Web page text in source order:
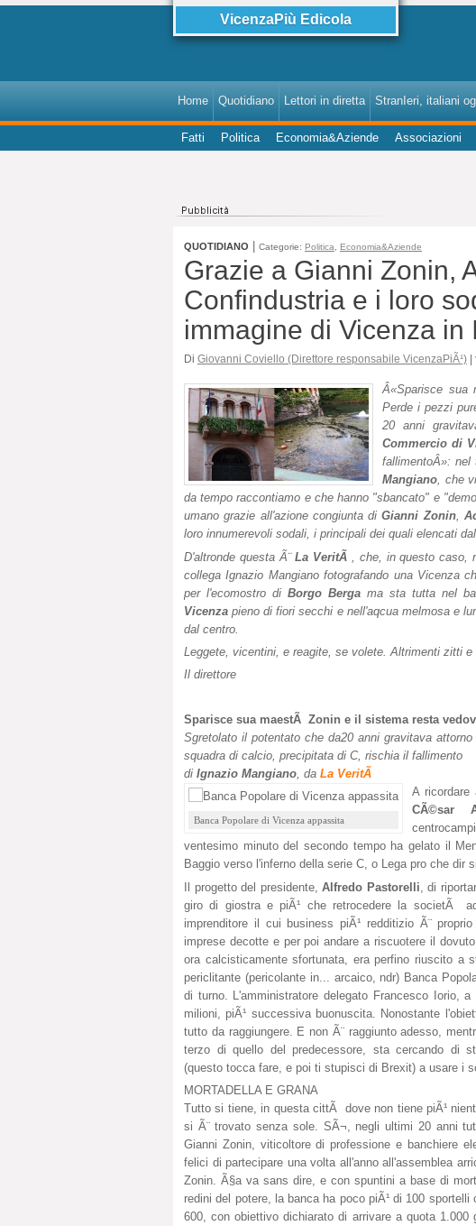
VicenzaPiù Edicola
Home Quotidiano Lettori in diretta StranIeri, italiani
Fatti Politica Economia&Aziende Associazioni
QUOTIDIANO Categorie: Politica Economia&Aziende
Grazie a Gianni Zonin,
Confindustria e i loro
immagine di Vicenza in
Di Giovanni Coviello (Direttore responsabile VicenzaPiÃ¹) |
Â«Sparisce sua
Perde i pezzi
20 anni
Commercio di
fallimentoÂ»: nel
Mangiano, che
da tempo raccontiamo e che hanno "sbancato" e
umano grazie all'azione congiunta diGianni Zonin,
loro innumerevoli sodali, i principali dei quali elencati
D'altronde questa Ã¨La VeritÃ
, che, in questo
collega Ignazio Mangiano fotografando una Vicenza
per l'ecomostro di Borgo Berga ma sta tutta nel
Vicenzapieno di fiori secchi e nell'aqcua melmosa e
dal centro.
Leggete, vicentini, e reagite, se volete. Altrimenti zitti
Il direttore
Sparisce sua maestÃ Zonin e il sistema resta
Sgretolato il potentato che da20 anni gravitava
squadra di calcio, precipitata di C, rischia il fallimento
di Ignazio Mangiano, da La VeritÃ
Banca Popolare di Vicenza appassita
A
CÃ©sar
ventesimo minuto del secondo tempo ha gelato il
Baggio verso l'inferno della serie C, o Lega pro che dir
Il progetto del presidente,Alfredo Pastorelli , di
giro di giostra e piÃ¹ che retrocedere la societÃ
imprenditore il cui business piÃ¹ redditizio Ã¨
imprese decotte e per poi andare a riscuotere il
ora calcisticamente sfortunata, era perfino riuscito a
periclitante (pericolante in... arcaico, ndr) Banca
di turno. L'amministratore delegato Francesco Iorio,
milioni, piÃ¹ successiva buonuscita. Nonostante
tutto da raggiungere. E non Ã¨ raggiunto adesso,
terzo di quello del predecessore, sta cercando di
(questo tocca fare, e poi ti stupisci di Brexit) a usare i
MORTADELLA E GRANA
Tutto si tiene, in questa cittÃ dove non tiene piÃ¹
si Ã¨ trovato senza sole. SÃ¬, negli ultimi 20 anni
Gianni Zonin, viticoltore di professione e banchiere
felici di partecipare una volta all'anno all'assemblea
Zonin. Ã§a va sans dire, e con spuntini a base di
redini del potere, la banca ha poco piÃ¹ di 100
600, con obiettivo dichiarato di arrivare a quota